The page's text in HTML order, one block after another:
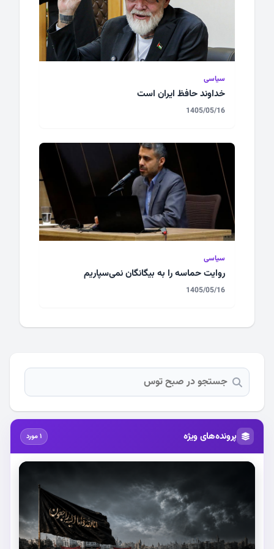
سیاسی
خداوند حافظ ایران است
1405/05/16
سیاسی
روایت حماسه را به بیگانگان نمی‌سپاریم
1405/05/16
پرونده‌های ویژه 1 مورد